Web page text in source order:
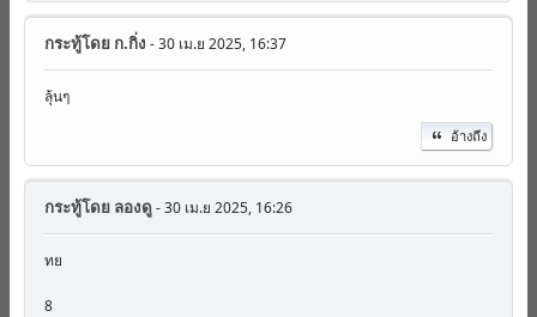
กระทู้โดย ก.กิ่ง - 30 เม.ย 2025, 16:37
ลุ้นๆ
อ้างถึง
กระทู้โดย ลองดู- 30 เม.ย 2025, 16:26
ทย
8